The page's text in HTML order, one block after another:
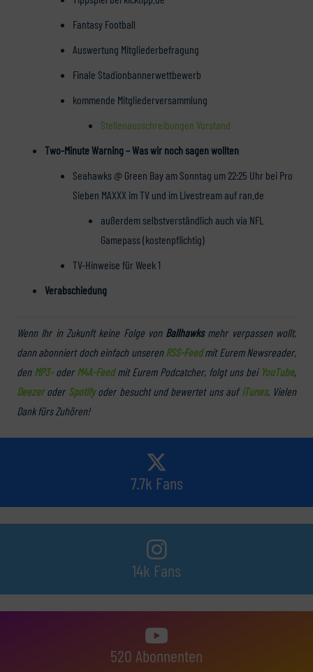
Fantasy Football
Auswertung Mitgliederbefragung
Finale Stadionbannerwettbewerb
kommende Mitgliederversammlung
Stellenausschreibungen Vorstand
Two-Minute Warning – Was wir noch sagen wollten
Seahawks @ Green Bay am Sonntag um 22:25 Uhr bei Pro
Sieben MAXXX im TV und im Livestream auf ran.de
außerdem selbstverständlich auch via NFL
Gamepass (kostenpflichtig)
TV-Hinweise für Week 1
Verabschiedung
Wenn Ihr in Zukunft keine Folge von Ballhawksmehr verpassen wollt,
dann abonniert doch einfach unserenRSS-Feedmit Eurem Newsreader,
den MP3-oder M4A-Feedmit Eurem Podcatcher, folgt uns bei YouTube,
Deezeroder Spotifyoder besucht und bewertet uns aufiTunes. Vielen
Dank fürs Zuhören!
7.7k Fans
14k Fans
520 Abonnenten